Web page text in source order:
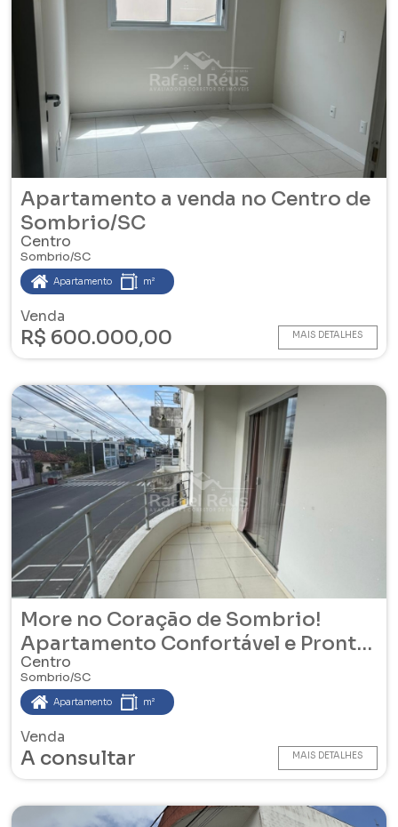
Apartamento a venda no Centro de
Sombrio/SC
Centro
Sombrio/SC
Apartamento m²
Venda
R$ 600.000,00 MAIS DETALHES
More no Coração de Sombrio!
Apartamento Confortável e Pronto
para Morar
Centro
Sombrio/SC
Apartamento m²
Venda
A consultar MAIS DETALHES